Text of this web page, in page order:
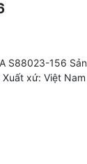
S88023-156
xứ: Việt Nam